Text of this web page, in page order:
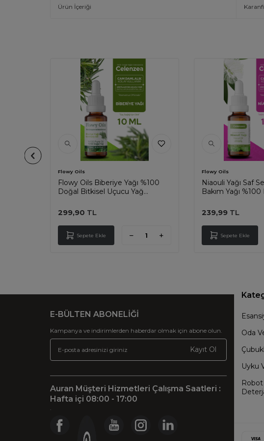
Ürün İçeriği
Flowy Oils
Flowy Oils Biberiye Yağı %100
Doğal Bitkisel Uçucu Yağ
299,90 TL
Sepete Ekle
Flowy Oils
Niaouli Yağı Saf
Bakım Yağı
239,99TL
Sepete Ekle
E-BÜLTEN ABONELİĞİ
Kampanya ve indirimlerden haberdar olmak için abone olun.
Kayıt Ol
Auran Müşteri Hizmetleri Çalışma Saatleri :
Hafta içi 08:00 - 17:00
Oda
Uyku